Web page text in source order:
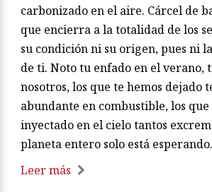
carbonizado en el aire. Cárcel de
que encierra a la totalidad de los
su condición ni su origen, pues ni
de ti. Noto tu enfado en el verano,
nosotros, los que te hemos dejado
abundante en combustible, los que
inyectado en el cielo tantos
planeta entero solo está
Leer más